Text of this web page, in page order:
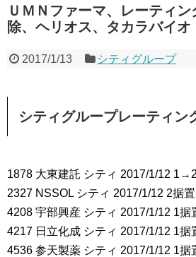
ＵＭＮファーマ、レーティン
除、ヘリオス、タカラバイオ
2017/1/13 シティグループ
シティグループレーティン
1878 大東建託 シティ 2017/1/12
2327 NSSOL シティ 2017/1/12 2据置
4208 宇部興産 シティ 2017/1/12 1据
4217 日立化成 シティ 2017/1/12 1
4536 参天製薬 シティ 2017/1/12 1据